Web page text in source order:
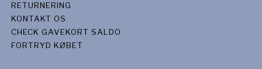
RETURNERING
KONTAKT OS
CHECK GAVEKORT SALDO
FORTRYD KØBET